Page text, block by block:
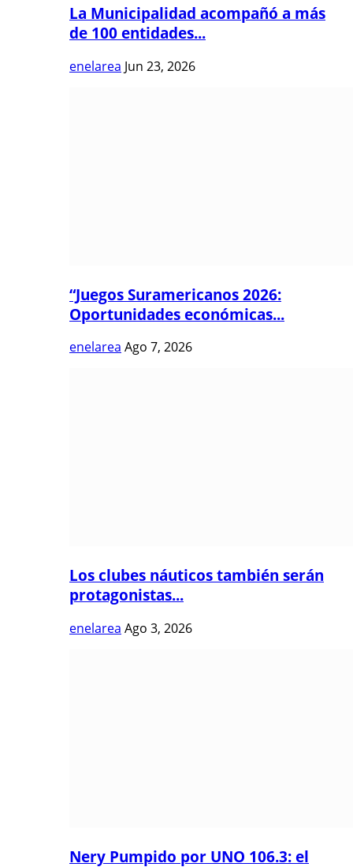
La Municipalidad acompañó a más
de 100 entidades...
enelarea Jun 23, 2026
“Juegos Suramericanos 2026:
Oportunidades económicas...
enelarea Ago 7, 2026
Los clubes náuticos también serán
protagonistas...
enelarea Ago 3, 2026
Nery Pumpido por UNO 106.3: el